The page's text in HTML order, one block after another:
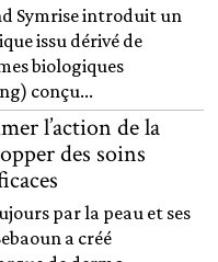
Symrise introduit un
issu dérivé de
biologiques
conçu...
l’action de la
des soins
par la peau et ses
a créé